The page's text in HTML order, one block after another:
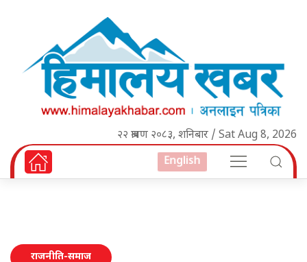
२२ श्रावण २०८३, शनिबार / Sat Aug 8, 2026
English
राजनीति-समाज